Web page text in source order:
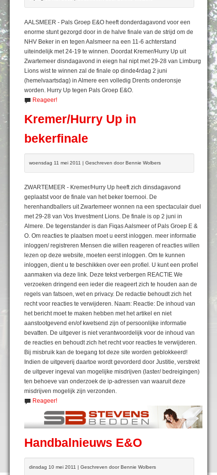
AALSMEER - Pals Groep E&O heeft donderdagavond voor een
enorme stunt gezorgd door in de halve finale van de strijd om de
NHV Beker in en tegen Aalsmeer na een 11-6 achterstand
uiteindelijk met 24-19 te winnen. Doordat Kremer/Hurry Up uit
Zwartemeer disndagavond in eiegn hal nipt met 29-28 van Limburg
Lions wist te winnen zal de finale op dinde4rdag 2 juni
(hemelvaartsdag) in Almere een volledig Drents onderonsje
worden. Hurry Up tegen Pals Groep E&O.
Reageer!
Kremer/Hurry Up in
bekerfinale
woensdag 11 mei 2011 | Geschreven door Bennie Wolbers
ZWARTEMEER - Kremer/Hurry Up heeft zich dinsdagavond
geplaatst voor de finale van het beker toernooi. De
herenhandballers uit Zwartemeer wonnen na een spectaculair duel
met 29-28 van Vos Investment Lions. De finale is op 2 juni in
Almere. De tegenstander is dan Fiqas Aalsmeer of Pals Groep E &
O. Om reacties te plaatsen moet u eerst inloggen. meer informatie
inloggen/ registreren Mensen die willen reageren of reacties willen
lezen op deze website, moeten eerst inloggen. Om te kunnen
inloggen, dient u te beschikken over een profiel. U kunt een profiel
aanmaken via deze link. Deze tekst verbergen REACTIE We
verzoeken dringend een ieder die reageert zich te houden aan de
regels van fatsoen, wet en privacy. De redactie behoudt zich het
recht voor reacties te verwijderen. Naam: Reactie: De inhoud van
het bericht moet te maken hebben met het artikel en niet
aanstootgevend en/of kwetsend zijn of persoonlijke informatie
bevatten. De uitgever is niet verantwoordelijk voor de inhoud van
de reacties en behoudt zich het recht voor reacties te verwijderen.
Bij misbruik kan de toegang tot deze site worden geblokkeerd!
Indien de uitgeverij daartoe wordt gevorderd door Justitie, verstrekt
de uitgever ingeval van mogelijke misdrijven (laster/ bedreigingen)
ten behoeve van onderzoek de ip-adressen van waaruit deze
misdrijven mogelijk zijn verzonden.
Reageer!
Handbalnieuws E&O
dinsdag 10 mei 2011 | Geschreven door Bennie Wolbers